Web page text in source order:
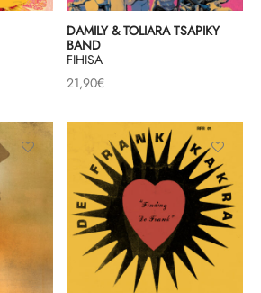
DAMILY & TOLIARA TSAPIKY
BAND
FIHISA
21,90€